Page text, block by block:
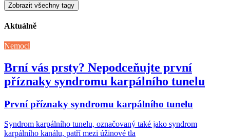
Zobrazit všechny tagy
Aktuálně
Nemoci
Brní vás prsty? Nepodceňujte první
příznaky syndromu karpálního tunelu
První příznaky syndromu karpálního tunelu
Syndrom karpálního tunelu, označovaný také jako syndrom
karpálního kanálu, patří mezi úžinové tla